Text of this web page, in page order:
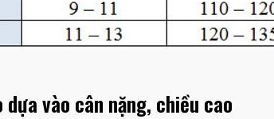
dựa vào cân nặng, chiều cao